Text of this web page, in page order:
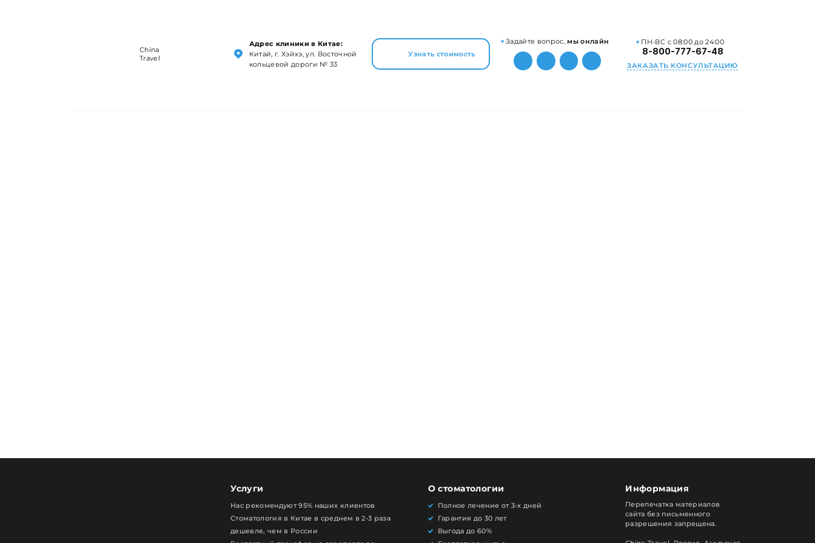
China
Travel
Адрес клиники в Китае:
Китай, г. Хэйхэ, ул. Восточной
кольцевой дороги № 33
Узнать стоимость
Задайте вопрос, мы онлайн ПН-ВС с 08:00 до 24:00
8-800-777-67-48
ЗАКАЗАТЬ КОНСУЛЬТАЦИЮ
Услуги
Нас рекомендуют 95% наших клиентов
Стоматология в Китае в среднем в 2-3 раза
дешевле, чем в России
О стоматологии
Полное лечение от 3-х дней
Гарантия до 30 лет
Выгода до 60%
Информация
Перепечатка материалов
сайта без письменного
разрешения запрещена.